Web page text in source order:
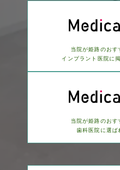
当院が姫路のおす
インプラント医院に
当院が姫路のおす
歯科医院に選ば